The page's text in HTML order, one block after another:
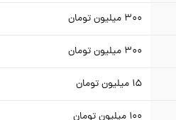
میلیون تومان
میلیون تومان
میلیون تومان
میلیون تومان